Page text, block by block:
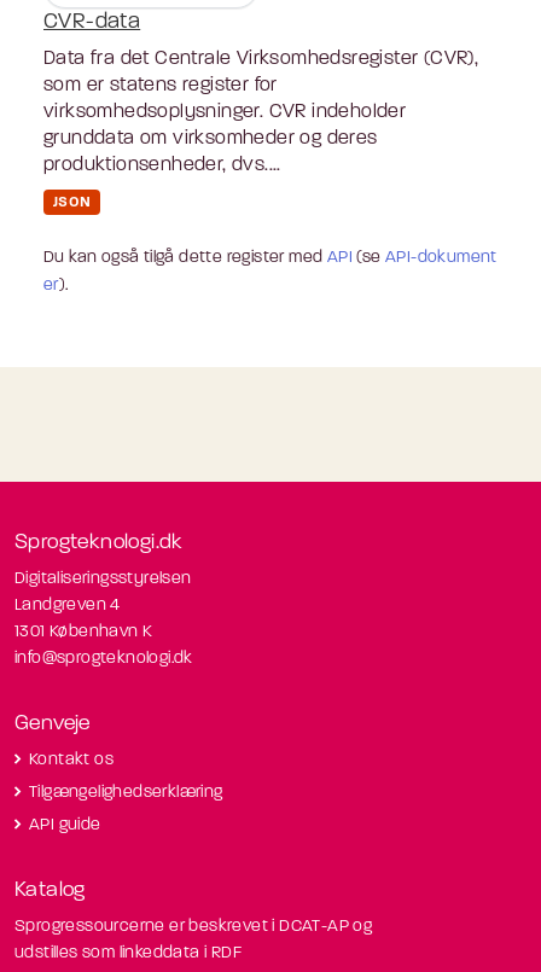
CVR-data
Data fra det Centrale Virksomhedsregister (CVR),
som er statens register for
virksomhedsoplysninger. CVR indeholder
grunddata om virksomheder og deres
produktionsenheder, dvs....
JSON
Du kan også tilgå dette register med API (seAPI-dokument
er).
Sprogteknologi.dk
Digitaliseringsstyrelsen
Landgreven 4
1301 København K
info@sprogteknologi.dk
Genveje
Kontakt os
Tilgængelighedserklæring
API guide
Katalog
Sprogressourcerne er beskrevet i DCAT-AP og
udstilles som linkeddata i RDF